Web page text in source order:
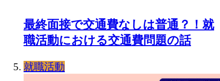
最終面接で交通費なしは普通？！就
職活動における交通費問題の話
就職活動